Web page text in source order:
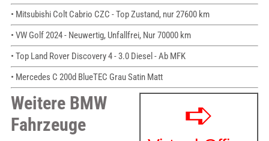
• Mitsubishi Colt Cabrio CZC - Top Zustand, nur 27600 km
• VW Golf 2024 - Neuwertig, Unfallfrei, Nur 70000 km
• Top Land Rover Discovery 4 - 3.0 Diesel - Ab MFK
• Mercedes C 200d BlueTEC Grau Satin Matt
Weitere BMW
Fahrzeuge